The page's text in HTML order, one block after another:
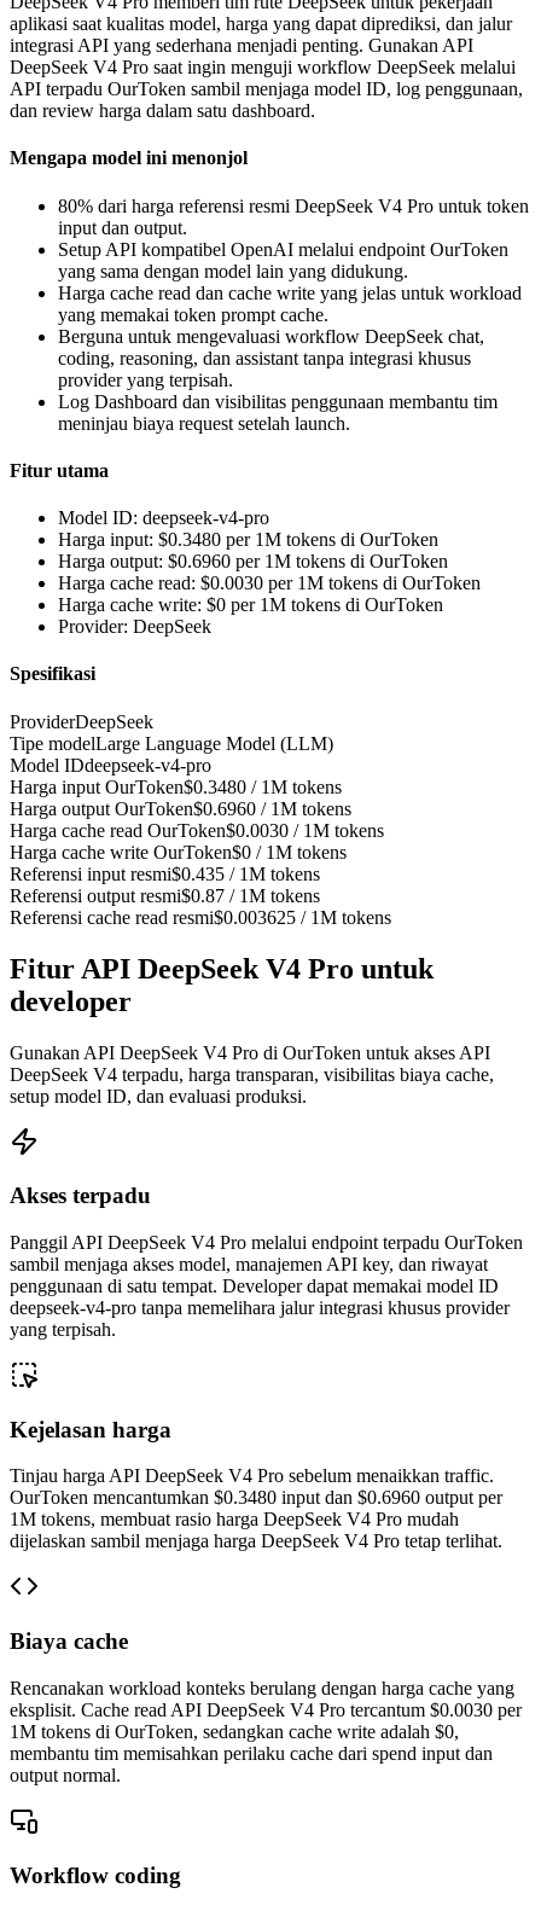
aplikasi saat kualitas model, harga yang dapat diprediksi, dan jalur
integrasi API yang sederhana menjadi penting. Gunakan API
DeepSeek V4 Pro saat ingin menguji workflow DeepSeek melalui
API terpadu OurToken sambil menjaga model ID, log penggunaan,
dan review harga dalam satu dashboard.
Mengapa model ini menonjol
80% dari harga referensi resmi DeepSeek V4 Pro untuk token
input dan output.
Setup API kompatibel OpenAI melalui endpoint OurToken
yang sama dengan model lain yang didukung.
Harga cache read dan cache write yang jelas untuk workload
yang memakai token prompt cache.
Berguna untuk mengevaluasi workflow DeepSeek chat,
coding, reasoning, dan assistant tanpa integrasi khusus
provider yang terpisah.
Log Dashboard dan visibilitas penggunaan membantu tim
meninjau biaya request setelah launch.
Fitur utama
Model ID: deepseek-v4-pro
Harga input: $0.3480 per 1M tokens di OurToken
Harga output: $0.6960 per 1M tokens di OurToken
Harga cache read: $0.0030 per 1M tokens di OurToken
Harga cache write: $0 per 1M tokens di OurToken
Provider: DeepSeek
Spesifikasi
ProviderDeepSeek
Tipe modelLarge Language Model (LLM)
Model IDdeepseek-v4-pro
Harga input OurToken$0.3480 / 1M tokens
Harga output OurToken$0.6960 / 1M tokens
Harga cache read OurToken$0.0030 / 1M tokens
Harga cache write OurToken$0 / 1M tokens
Referensi input resmi$0.435 / 1M tokens
Referensi output resmi$0.87 / 1M tokens
Referensi cache read resmi$0.003625 / 1M tokens
Fitur API DeepSeek V4 Pro untuk
developer
Gunakan API DeepSeek V4 Pro di OurToken untuk akses API
DeepSeek V4 terpadu, harga transparan, visibilitas biaya cache,
setup model ID, dan evaluasi produksi.
Akses terpadu
Panggil API DeepSeek V4 Pro melalui endpoint terpadu OurToken
sambil menjaga akses model, manajemen API key, dan riwayat
penggunaan di satu tempat. Developer dapat memakai model ID
deepseek-v4-pro tanpa memelihara jalur integrasi khusus provider
yang terpisah.
Kejelasan harga
Tinjau harga API DeepSeek V4 Pro sebelum menaikkan traffic.
OurToken mencantumkan $0.3480 input dan $0.6960 output per
1M tokens, membuat rasio harga DeepSeek V4 Pro mudah
dijelaskan sambil menjaga harga DeepSeek V4 Pro tetap terlihat.
Biaya cache
Rencanakan workload konteks berulang dengan harga cache yang
eksplisit. Cache read API DeepSeek V4 Pro tercantum $0.0030 per
1M tokens di OurToken, sedangkan cache write adalah $0,
membantu tim memisahkan perilaku cache dari spend input dan
output normal.
Workflow coding